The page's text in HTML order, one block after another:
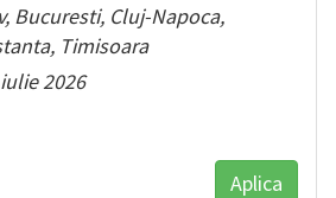
Bucuresti, Cluj-Napoca,
Timisoara
2026
Aplica